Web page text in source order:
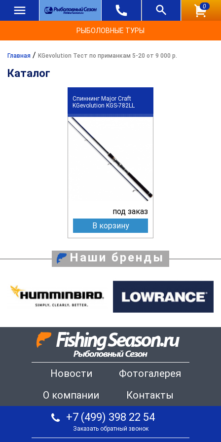
0
РЫБОЛОВНЫЕ ТУРЫ
Главная / KGevolution Тест по приманкам 5-20 от 9 000 р.
Каталог
Спиннинг Major Craft
KGevolution KGS-782LL
под заказ
В корзину
Наши бренды
Новости
Фотогалерея
О компании
Контакты
+7 (499) 398 22 54
Заказать обратный звонок